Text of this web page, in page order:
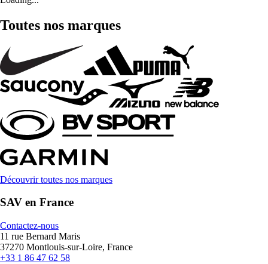
Toutes nos marques
Découvrir toutes nos marques
SAV en France
Contactez-nous
11 rue Bernard Maris
37270 Montlouis-sur-Loire, France
+33 1 86 47 62 58